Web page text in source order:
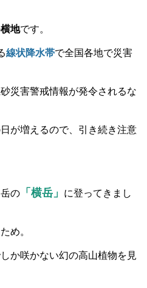
横地です。
線状降水帯で全国各地で災害
災害警戒情報が発令されるな
が増えるので、引き続き注意
の 「横岳」
に登ってきまし
め。
か咲かない幻の高山植物を見